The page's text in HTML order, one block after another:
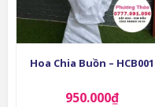
Hoa Chia Buồn – HCB001
950.000₫